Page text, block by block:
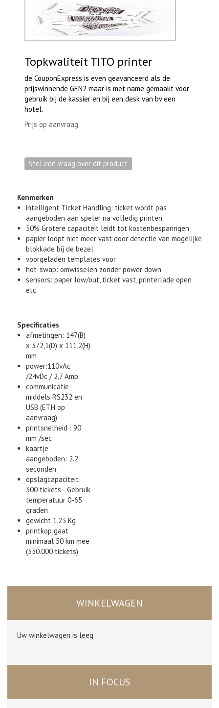
Topkwaliteit TITO printer
de CouponExpress is even geavanceerd als de
prijswinnende GEN2 maar is met name gemaakt voor
gebruik bij de kassier en bij een desk van bv een
hotel.
Prijs op aanvraag
Kenmerken
intelligent Ticket Handling: ticket wordt pas
aangeboden aan speler na volledig printen
50% Grotere capaciteit leidt tot kostenbesparingen
papier loopt niet meer vast door detectie van mogelijke
blokkade bij de bezel.
voorgeladen templates voor
hot-swap: omwisselen zonder power down.
sensors: paper low/out, ticket vast, printerlade open
etc.
Specificaties
afmetingen: 147(B)
x 372,1(D) x 111,2(H)
mm
power:110vAc
/24vDc / 2,7 Amp
communicatie
middels RS232 en
USB (ETH op
aanvraag)
printsnelheid : 90
mm /sec
kaartje
aangeboden: 2.2
seconden.
opslagcapaciteit:
300 tickets - Gebruik
temperatuur 0-65
graden
gewicht 1,23 Kg
printkop gaat
minimaal 50 km mee
(330.000 tickets)
WINKELWAGEN
Uw winkelwagen is leeg
IN FOCUS